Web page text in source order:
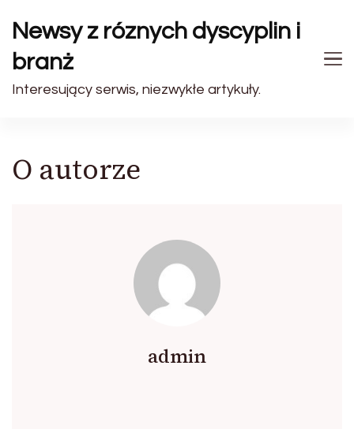
Newsy z róznych dyscyplin i
branż
Interesujący serwis, niezwykłe artykuły.
O autorze
admin